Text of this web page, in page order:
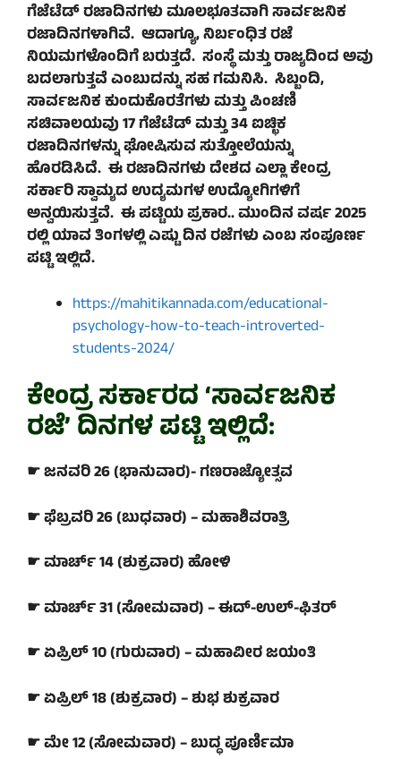
ಗೆಜೆಟೆಡ್ ರಜಾದಿನಗಳು ಮೂಲಭೂತವಾಗಿ ಸಾರ್ವಜನಿಕ
ರಜಾದಿನಗಳಾಗಿವೆ. ಆದಾಗ್ಯೂ, ನಿರ್ಬಂಧಿತ ರಜೆ
ನಿಯಮಗಳೊಂದಿಗೆ ಬರುತ್ತದೆ. ಸಂಸ್ಥೆ ಮತ್ತು ರಾಜ್ಯದಿಂದ ಅವು
ಬದಲಾಗುತ್ತವೆ ಎಂಬುದನ್ನು ಸಹ ಗಮನಿಸಿ. ಸಿಬ್ಬಂದಿ,
ಸಾರ್ವಜನಿಕ ಕುಂದುಕೊರತೆಗಳು ಮತ್ತು ಪಿಂಚಣಿ
ಸಚಿವಾಲಯವು 17 ಗೆಜೆಟೆಡ್ ಮತ್ತು 34 ಐಚ್ಛಿಕ
ರಜಾದಿನಗಳನ್ನು ಘೋಷಿಸುವ ಸುತ್ತೋಲೆಯನ್ನು
ಹೊರಡಿಸಿದೆ. ಈ ರಜಾದಿನಗಳು ದೇಶದ ಎಲ್ಲಾ ಕೇಂದ್ರ
ಸರ್ಕಾರಿ ಸ್ವಾಮ್ಯದ ಉದ್ಯಮಗಳ ಉದ್ಯೋಗಿಗಳಿಗೆ
ಅನ್ವಯಿಸುತ್ತವೆ. ಈ ಪಟ್ಟಿಯ ಪ್ರಕಾರ.. ಮುಂದಿನ ವರ್ಷ 2025
ರಲ್ಲಿ ಯಾವ ತಿಂಗಳಲ್ಲಿ ಎಷ್ಟು ದಿನ ರಜೆಗಳು ಎಂಬ ಸಂಪೂರ್ಣ
ಪಟ್ಟಿ ಇಲ್ಲಿದೆ.
https://mahitikannada.com/educational-
psychology-how-to-teach-introverted-
students-2024/
ಕೇಂದ್ರ ಸರ್ಕಾರದ ‘ಸಾರ್ವಜನಿಕ
ರಜೆ’ ದಿನಗಳ ಪಟ್ಟಿ ಇಲ್ಲಿದೆ:
☛ ಜನವರಿ 26 (ಭಾನುವಾರ)- ಗಣರಾಜ್ಯೋತ್ಸವ
☛ ಫೆಬ್ರವರಿ 26 (ಬುಧವಾರ) – ಮಹಾಶಿವರಾತ್ರಿ
☛ ಮಾರ್ಚ್ 14 (ಶುಕ್ರವಾರ) ಹೋಳಿ
☛ ಮಾರ್ಚ್ 31 (ಸೋಮವಾರ) – ಈದ್-ಉಲ್-ಫಿತರ್
☛ ಏಪ್ರಿಲ್ 10 (ಗುರುವಾರ) – ಮಹಾವೀರ ಜಯಂತಿ
☛ ಏಪ್ರಿಲ್ 18 (ಶುಕ್ರವಾರ) – ಶುಭ ಶುಕ್ರವಾರ
☛ ಮೇ 12 (ಸೋಮವಾರ) – ಬುದ್ಧ ಪೂರ್ಣಿಮಾ